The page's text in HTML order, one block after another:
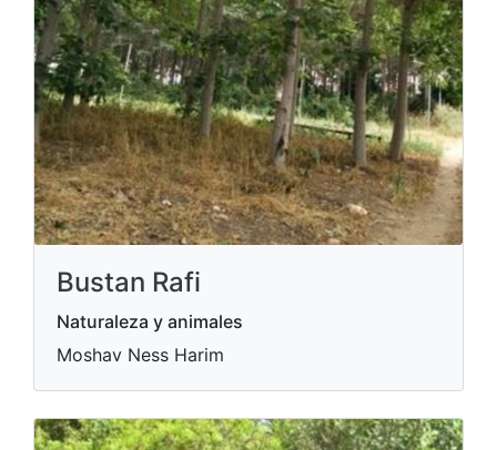
Bustan Rafi
Naturaleza y animales
Moshav Ness Harim